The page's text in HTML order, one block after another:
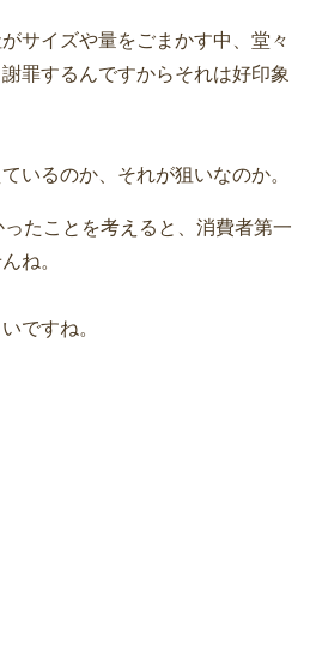
サイズや量をごまかす中、堂々
罪するんですからそれは好印象
いるのか、それが狙いなのか。
たことを考えると、消費者第一
ね。
ですね。